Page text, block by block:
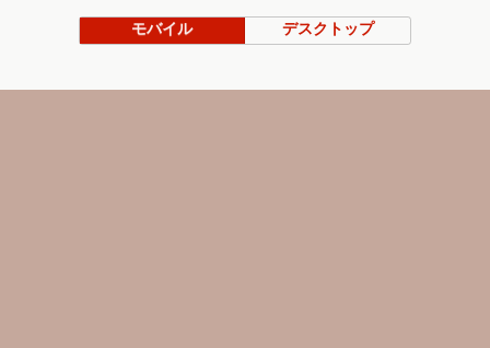
モバイル デスクトップ